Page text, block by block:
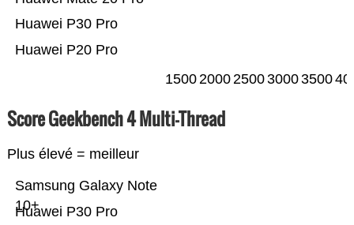
Huawei P20 Pro
Huawei P30 Pro
15002000250030003500
Score Geekbench 4 Multi-Thread
Plus élevé = meilleur
Huawei P30 Pro
Samsung Galaxy Note
10+